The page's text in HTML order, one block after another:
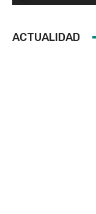
ACTUALIDAD